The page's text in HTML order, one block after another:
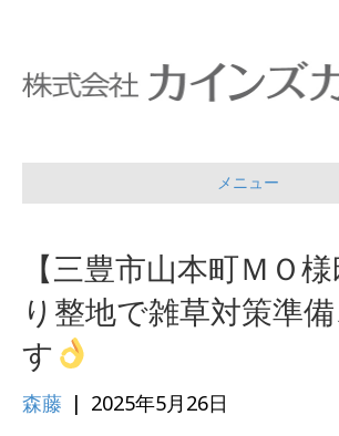
メニュー
【三豊市山本町ＭＯ
り整地で雑草対策準
す
森藤 | 2025年5月26日